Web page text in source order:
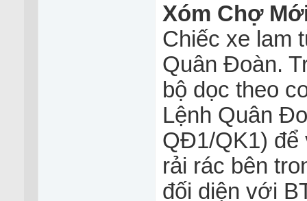
Xóm Chợ
Chiếc xe lam
Quân Đoàn.
bộ dọc theo
Lệnh Quân
QĐ1/QK1) để
rải rác bên
đối diện với